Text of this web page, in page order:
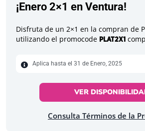
¡Enero 2×1 en Ventura!
Disfruta de un 2×1 en la compran de
utilizando el promocode PLAT2X1
Aplica hasta el 31 de Enero, 2025
VER
Consulta Términos de la